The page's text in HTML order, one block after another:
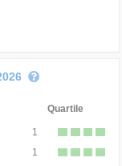
Quartile
1
1